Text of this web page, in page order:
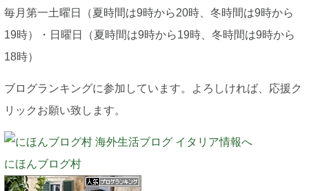
毎月第一土曜日（夏時間は9時から20時、冬時間は9時から
19時）・日曜日（夏時間は9時から19時、冬時間は9時から
18時）
ブログランキングに参加しています。よろしければ、応援ク
リックお願い致します。
にほんブログ村